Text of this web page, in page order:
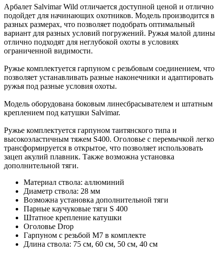
Арбалет Salvimar Wild отличается доступной ценой и отлично
подойдет для начинающих охотников. Модель производится в
разных размерах, что позволяет подобрать оптимальный
вариант для разных условий погружений. Ружья малой длины
отлично подходят для неглубокой охоты в условиях
ограниченной видимости.
Ружье комплектуется гарпуном с резьбовым соединением, что
позволяет устанавливать разные наконечники и адаптировать
ружья под разные условия охоты.
Модель оборудована боковым линесбрасывателем и штатным
креплением под катушки Salvimar.
Ружье комплектуется гарпуном таитянского типа и
высокоэластичным тяжем S400. Оголовье с перемычкой легко
трансформируется в открытое, что позволяет использовать
зацеп акулий плавник. Также возможна установка
дополнительной тяги.
Материал ствола: аллюминий
Диаметр ствола: 28 мм
Возможна установка дополнительной тяги
Парные каучуковые тяги S 400
Штатное крепление катушки
Оголовье Drop
Гарпуном с резьбой М7 в комплекте
Длина ствола: 75 см, 60 см, 50 см, 40 см